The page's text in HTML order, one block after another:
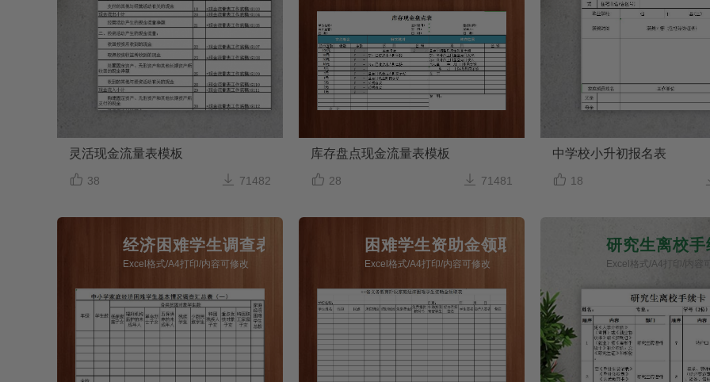
灵活现金流量表模板
 38  71482
库存盘点现金流量表模板
 28  71481
中学校小升初报名表
 18
经济困难学生调查表
Excel格式/A4打印/内容可修改
困难学生资助金领取表
Excel格式/A4打印/内容可修改
研究生离校手
Excel格式/A4打印/内容